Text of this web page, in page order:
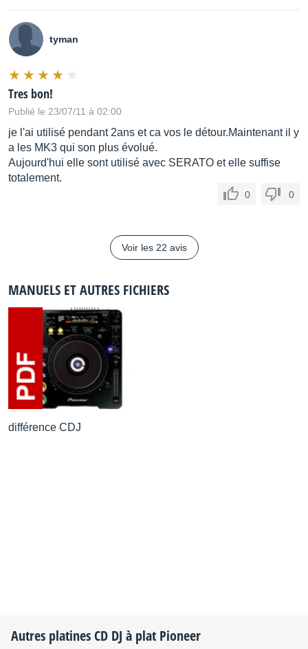
Oui
Enchaînement automatique
Oui
Ajustement de la vitesse
oui
Contrôle du Tempo
0,02% at +/-6%, 0,05% at +/-10% & 16%
Variation du Tempo (CD)
+/-6%,+/-10%,+/-16%,+/-100%
Compteur BPM
Oui
tyman
Tres bon!
Publié le 23/07/11 à 02:00
je l'ai utilisé pendant 2ans et ca vos le détour.Maintenant il y
a les MK3 qui son plus évolué.
Aujourd'hui elle sont utilisé avec SERATO et elle suffise
totalement.
0 0
Voir les 22 avis
MANUELS ET AUTRES FICHIERS
différence CDJ
Autres platines CD DJ à plat Pioneer